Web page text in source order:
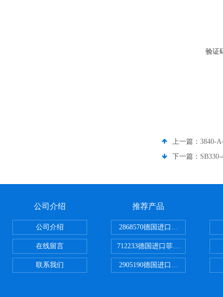
验证
上一篇： 3840-
下一篇：
公司介绍
公司介绍
在线留言
联系我们
推荐产品
2868570德国进口菲尼克斯电源
712233德国进口菲尼克斯断路器
2905190德国进口菲尼克斯继电器